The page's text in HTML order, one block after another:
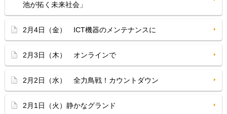
池が拓く未来社会」
2月4日（金） ICT機器のメンテナンスに
2月3日（木） オンラインで
2月2日（水） 全力鳥戦！カウントダウン
2月1日（火）静かなグランド